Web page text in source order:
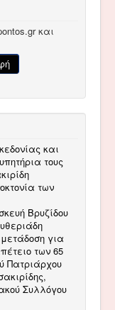
και
και
τους
των
Βρυζίδου
για
των 65
Πατριάρχου
Συλλόγου